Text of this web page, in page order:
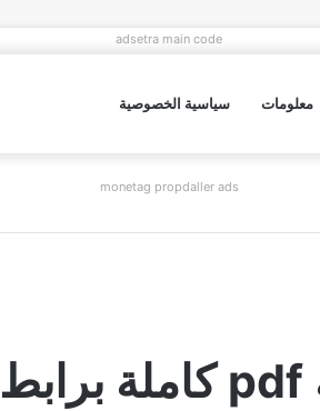
adsetra main code
معلومات سياسية الخصوصية
monetag propdaller ads
تحميل رواية احببتها منتقبة pdf كاملة برابط